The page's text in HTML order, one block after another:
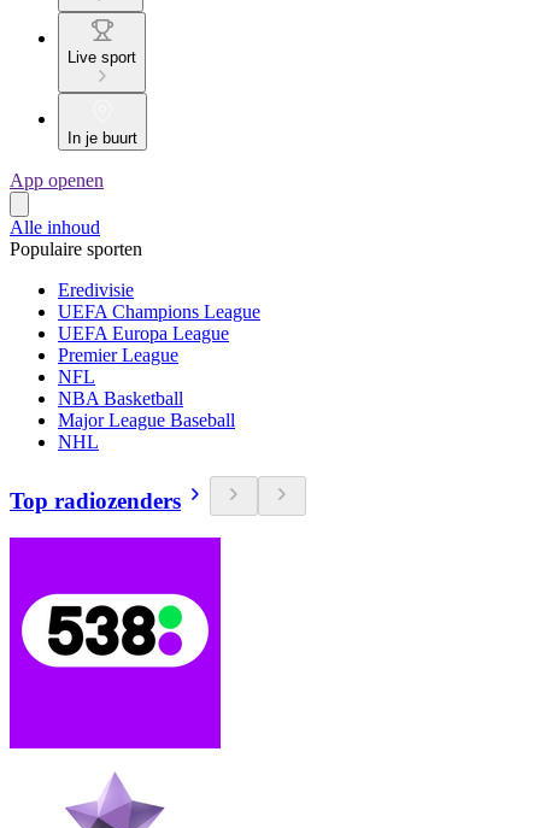
Live sport
In je buurt
App openen
Alle inhoud
Populaire sporten
Eredivisie
UEFA Champions League
UEFA Europa League
Premier League
NFL
NBA Basketball
Major League Baseball
NHL
Top radiozenders